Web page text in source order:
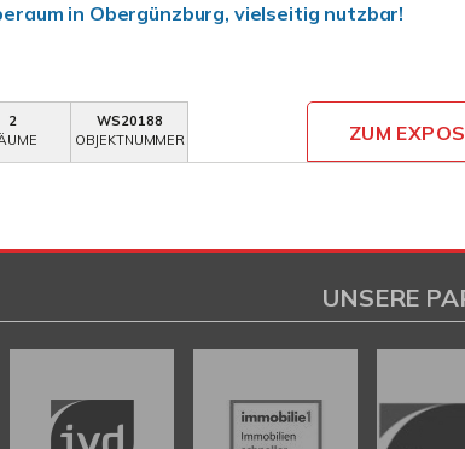
in Obergünzburg, vielseitig nutzbar!
2
WS20188
OBJEKTNUMMER
ZUM
UNSERE